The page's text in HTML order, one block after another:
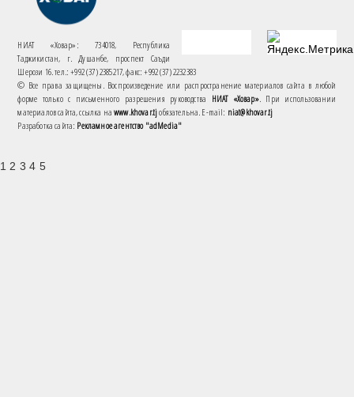
НИАТ «Ховар»: 734018, Республика
Таджикистан, г. Душанбе, проспект Саъди
Шерози 16. тел.: +992 (37) 2385217, факс: +992 (37) 2232383
© Все права защищены. Воспроизведение или распространение материалов сайта в любой
форме только с письменного разрешения руководства НИАТ «Ховар». При использовании
материалов сайта, ссылка наwww.khovar.tjобязательна. E-mail: niat@khovar.tj
Разработка сайта: Рекламное агентство "adMedia"
1 2 3 4 5